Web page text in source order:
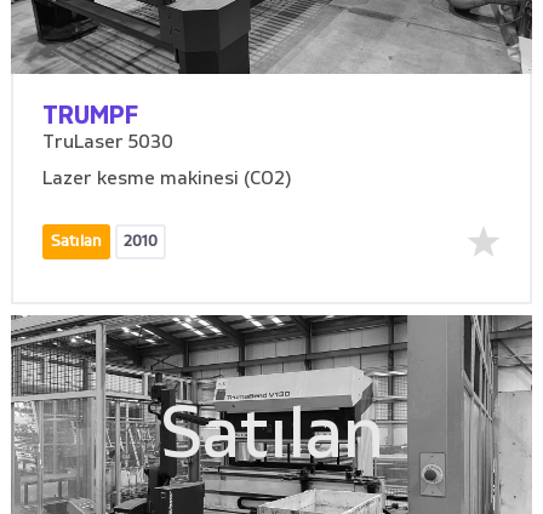
TRUMPF
TruLaser 5030
Lazer kesme makinesi (CO2)
Satılan 2010
Satılan